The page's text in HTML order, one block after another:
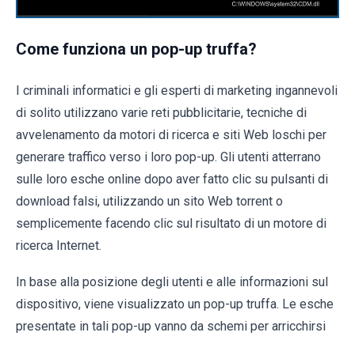
Come funziona un pop-up truffa?
I criminali informatici e gli esperti di marketing ingannevoli
di solito utilizzano varie reti pubblicitarie, tecniche di
avvelenamento da motori di ricerca e siti Web loschi per
generare traffico verso i loro pop-up. Gli utenti atterrano
sulle loro esche online dopo aver fatto clic su pulsanti di
download falsi, utilizzando un sito Web torrent o
semplicemente facendo clic sul risultato di un motore di
ricerca Internet.
In base alla posizione degli utenti e alle informazioni sul
dispositivo, viene visualizzato un pop-up truffa. Le esche
presentate in tali pop-up vanno da schemi per arricchirsi